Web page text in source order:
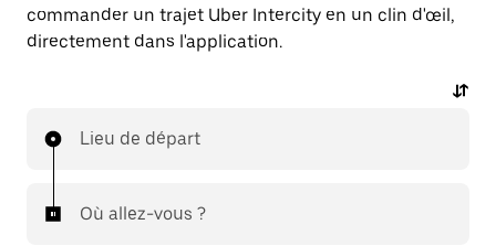
commander un trajet Uber Intercity en un clin d'œil,
directement dans l'application.
Lieu de départ
Où allez-vous ?